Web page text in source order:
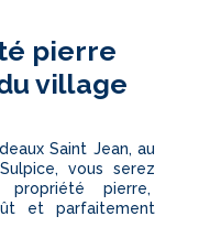
pierre
village
Saint Jean, au
vous serez
pierre,
et parfaitement